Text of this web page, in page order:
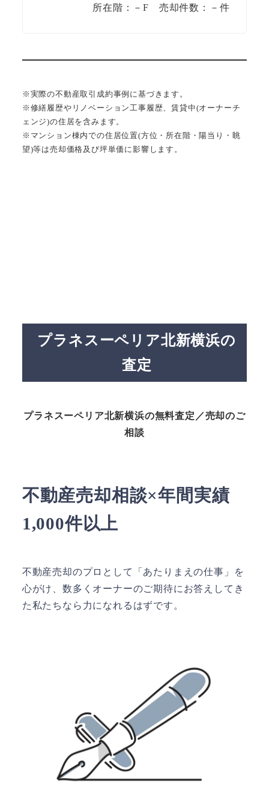
所在階：－F 売却件数：－件
※実際の不動産取引成約事例に基づきます。
※修繕履歴やリノベーション工事履歴、賃貸中(オーナーチ
ェンジ)の住居を含みます。
※マンション棟内での住居位置(方位・所在階・陽当り・眺
望)等は売却価格及び坪単価に影響します。
プラネスーペリア北新横浜の
査定
プラネスーペリア北新横浜の無料査定／売却のご
相談
不動産売却相談×年間実績
1,000件以上
不動産売却のプロとして「あたりまえの仕事」を
心がけ、数多くオーナーのご期待にお答えしてき
た私たちなら力になれるはずです。